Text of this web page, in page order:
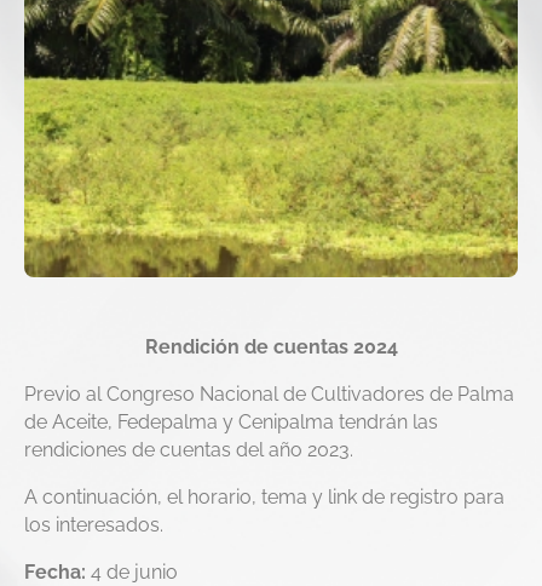
Rendición de cuentas 2024
Previo al Congreso Nacional de Cultivadores de Palma
de Aceite, Fedepalma y Cenipalma tendrán las
rendiciones de cuentas del año 2023.
A continuación, el horario, tema y link de registro para
los interesados.
Fecha: 4 de junio